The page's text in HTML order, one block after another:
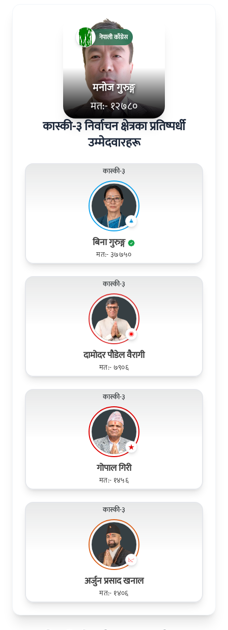
मनोज गुरुङ्ग
मत:- १२७८०
नेपाली काँग्रेस
कास्की-३ निर्वाचन क्षेत्रका प्रतिष्पर्धी
उम्मेदवारहरू
कास्की-३
बिना गुरुङ्ग
मत:- ३७७५०
कास्की-३
दामोदर पौडेल वैरागी
मत:- ७९०६
कास्की-३
गोपाल गिरी
मत:- १४५६
कास्की-३
अर्जुन प्रसाद खनाल
मत:- १४०६